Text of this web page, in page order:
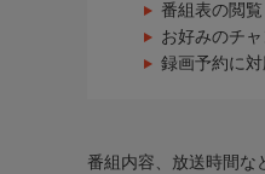
番組表の閲
お好みのチ
録画予約に
番組内容、放送時間な